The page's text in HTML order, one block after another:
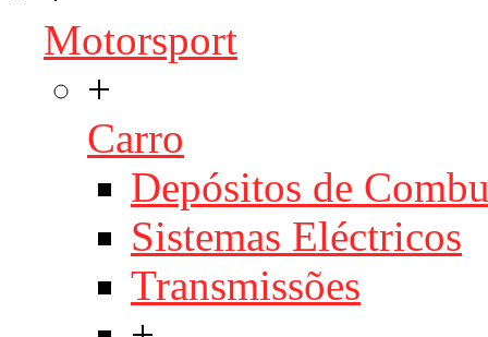
Motorsport
+
Carro
Depósitos de
Sistemas Eléctricos
Transmissões